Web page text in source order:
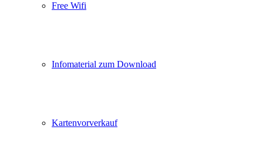
Free Wifi
Infomaterial zum Download
Kartenvorverkauf